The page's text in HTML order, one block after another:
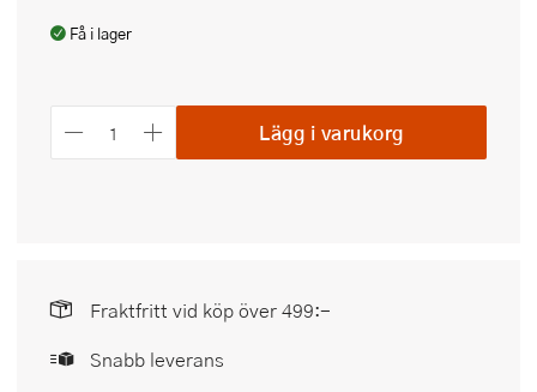
Få i lager
Lägg i varukorg
Fraktfritt vid köp över 499:-
Snabb leverans